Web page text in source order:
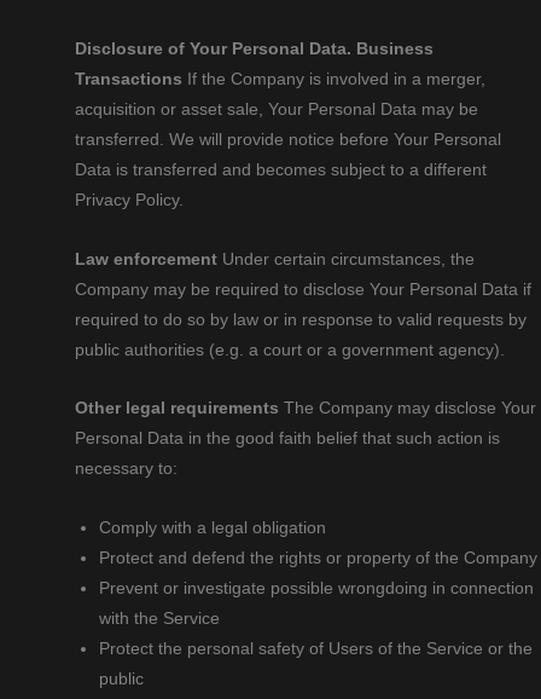
Disclosure of Your Personal Data. Business
Transactions If the Company is involved in a merger,
acquisition or asset sale, Your Personal Data may be
transferred. We will provide notice before Your Personal
Data is transferred and becomes subject to a different
Privacy Policy.
Law enforcement Under certain circumstances, the
Company may be required to disclose Your Personal Data if
required to do so by law or in response to valid requests by
public authorities (e.g. a court or a government agency).
Other legal requirements The Company may disclose Your
Personal Data in the good faith belief that such action is
necessary to:
Comply with a legal obligation
Protect and defend the rights or property of the Company
Prevent or investigate possible wrongdoing in connection
with the Service
Protect the personal safety of Users of the Service or the
public